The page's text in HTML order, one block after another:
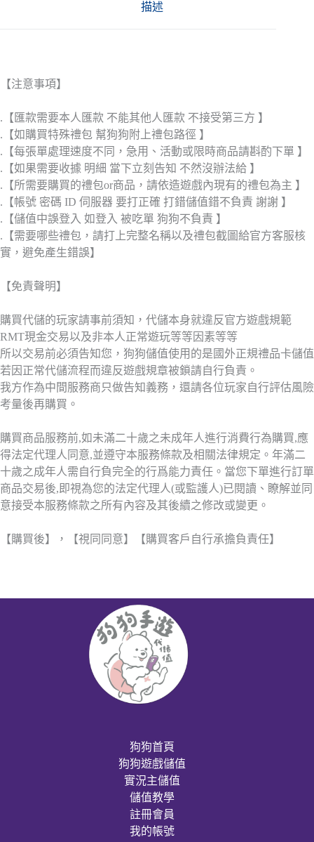
描述
【注意事項】
.【匯款需要本人匯款 不能其他人匯款 不接受第三方 】
.【如購買特殊禮包 幫狗狗附上禮包路徑 】
.【每張單處理速度不同，急用、活動或限時商品請斟酌下單 】
.【如果需要收據 明細 當下立刻告知 不然沒辦法給 】
.【所需要購買的禮包or商品，請依造遊戲內現有的禮包為主 】
.【帳號 密碼 ID 伺服器 要打正確 打錯儲值錯不負責 謝謝 】
.【儲值中誤登入 如登入 被吃單 狗狗不負責 】
.【需要哪些禮包，請打上完整名稱以及禮包截圖給官方客服核
實，避免產生錯誤】
【免責聲明】
購買代儲的玩家請事前須知，代儲本身就違反官方遊戲規範
RMT現金交易以及非本人正常遊玩等等因素等等
所以交易前必須告知您，狗狗儲值使用的是國外正規禮品卡儲值
若因正常代儲流程而違反遊戲規章被鎖請自行負責。
我方作為中間服務商只做告知義務，還請各位玩家自行評估風險
考量後再購買。
購買商品服務前,如未滿二十歲之未成年人進行消費行為購買,應
得法定代理人同意,並遵守本服務條款及相關法律規定。年滿二
十歲之成年人需自行負完全的行爲能力責任。當您下單進行訂單
商品交易後,即視為您的法定代理人(或監護人)已閱讀、瞭解並同
意接受本服務條款之所有內容及其後續之修改或變更。
【購買後】，【視同同意】【購買客戶自行承擔負責任】
狗狗首頁
狗狗遊戲儲值
實況主儲值
儲值教學
註冊會員
我的帳號